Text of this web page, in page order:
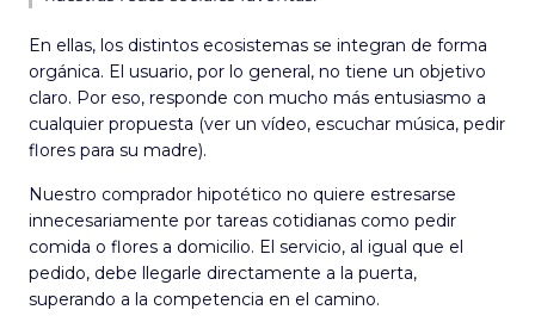
En ellas, los distintos ecosistemas se integran de forma
orgánica. El usuario, por lo general, no tiene un objetivo
claro. Por eso, responde con mucho más entusiasmo a
cualquier propuesta (ver un vídeo, escuchar música, pedir
flores para su madre).
Nuestro comprador hipotético no quiere estresarse
innecesariamente por tareas cotidianas como pedir
comida o flores a domicilio. El servicio, al igual que el
pedido, debe llegarle directamente a la puerta,
superando a la competencia en el camino.